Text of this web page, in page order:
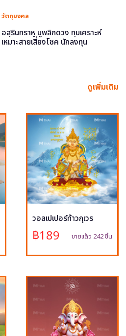
วัตถุมงคล
อสุรินทราหู มูพลิกดวง ทุบเคราะห์
เหมาะสายเสี่ยงโชค นักลงทุน
ดูเพิ่มเติม
วอลเปเปอร์ท้าวกุเวร
฿189 ขายแล้ว 242 ชิ้น